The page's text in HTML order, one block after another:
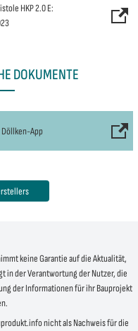
HKP 2.0 E:
DOKUMENTE
App
keine Garantie auf die Aktualität,
in der Verantwortung der Nutzer, die
der Informationen für ihr Bauprojekt
nicht als Nachweis für die